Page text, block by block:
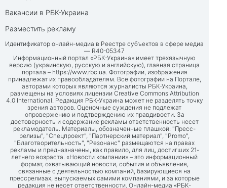
Вакансии в РБК-Украина
Разместить рекламу
Идентификатор онлайн-медиа в Реестре субъектов в сфере медиа
— R40-05347
Информационный портал «РБК-Украина» имеет трехязычную
версию (украинскую, русскую и английскую), главная страница
портала – https://www.rbc.ua. Фотографии, изображения
принадлежат их правообладателям. Все фотографии на Портале,
авторами которых являются журналисты РБК-Украина,
размещены на условиях лицензии Creative Commons Attribution
4.0 International. Редакция РБК-Украина может не разделять точку
зрения авторов. Оценочные суждения не подлежат
опровержению и подтверждению их правдивости. За
достоверность и содержание рекламы ответственность несет
рекламодатель. Материалы, обозначенные плашкой: "Пресс-
релизы", "Спецпроект", "Партнерский материал", "Promo",
"Благотворительность", "Резонанс" размещаются на правах
рекламы и предназначены, как правило, для лиц, достигших 21-
летнего возраста. «Новости компании» – это информационный
формат, охватывающий новости, события и объявления,
связанные с деятельностью компаний, базирующиеся на
прессрелизах, выпускаемых самими компаниями, и за которые
редакция не несет ответственности. Онлайн-медиа «РБК-